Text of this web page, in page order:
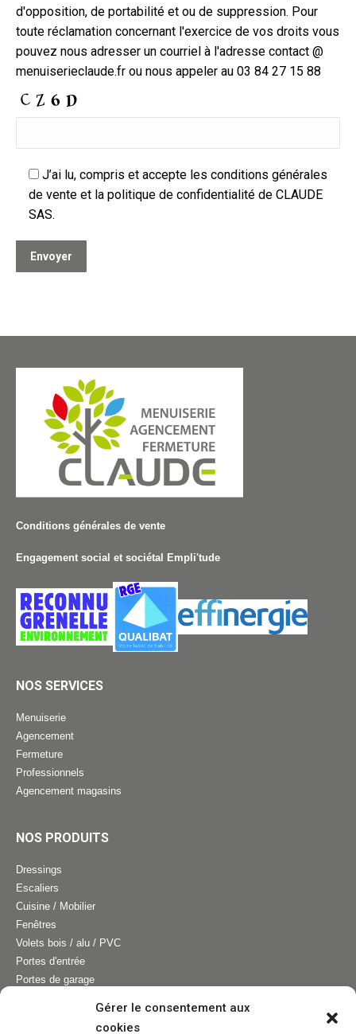
Gérer le consentement aux
cookies
d'opposition, de portabilité et ou de suppression. Pour
toute réclamation concernant l'exercice de vos droits vous
pouvez nous adresser un courriel à l'adresse contact @
menuiserieclaude.fr ou nous appeler au 03 84 27 15 88
J’ai lu, compris et accepte les conditions générales
de vente et la politique de confidentialité de CLAUDE
SAS.
Conditions générales de vente
Engagement social et sociétal Empli'tude
NOS SERVICES
Menuiserie
Agencement
Fermeture
Professionnels
Agencement magasins
NOS PRODUITS
Dressings
Escaliers
Cuisine / Mobilier
Fenêtres
Volets bois / alu / PVC
Portes d'entrée
Portes de garage